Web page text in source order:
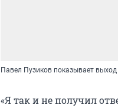
Павел Пузиков показывает
«Я так и не получил